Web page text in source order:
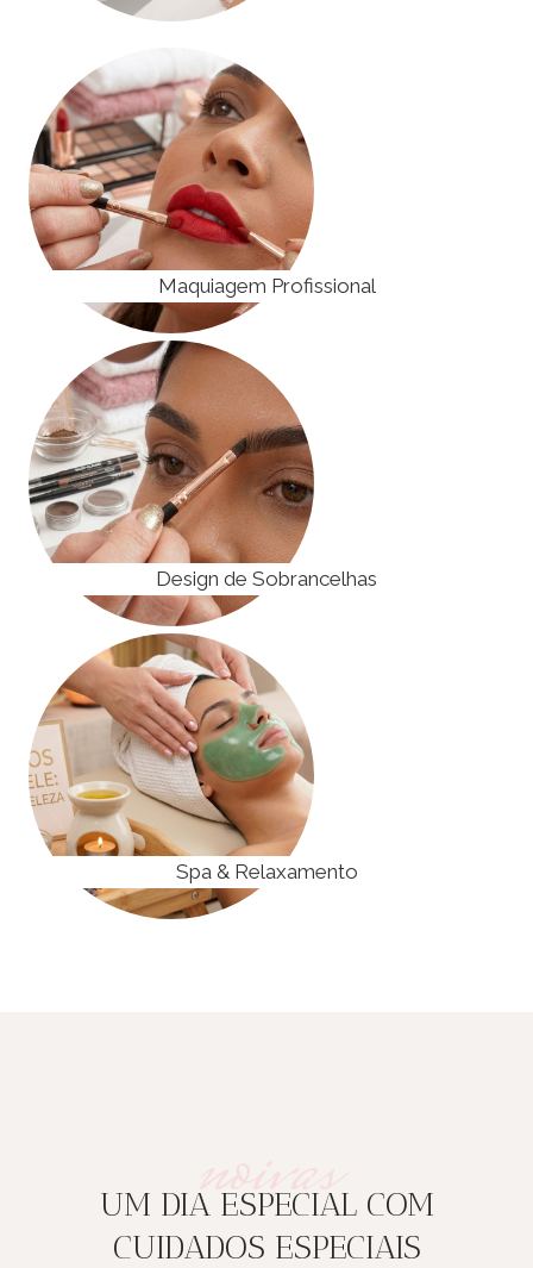
Maquiagem Profissional
Design de Sobrancelhas
Spa & Relaxamento
noivas
UM DIA ESPECIAL COM
CUIDADOS ESPECIAIS